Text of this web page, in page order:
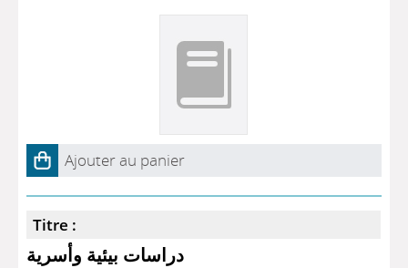
Ajouter au panier
Titre :
دراسات بيئية وأسرية